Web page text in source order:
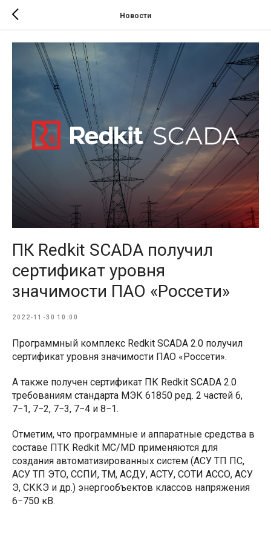
Новости
ПК Redkit SCADA получил
сертификат уровня
значимости ПАО «Россети»
2022-11-30 10:00
Программный комплекс Redkit SCADA 2.0 получил
сертификат уровня значимости ПАО «Россети».
А также получен сертификат ПК Redkit SCADA 2.0
требованиям стандарта МЭК 61850 ред. 2 частей 6,
7−1, 7−2, 7−3, 7−4 и 8−1.
Отметим, что программные и аппаратные средства в
составе ПТК Redkit MC/MD применяются для
создания автоматизированных систем (АСУ ТП ПС,
АСУ ТП ЭТО, ССПИ, ТМ, АСДУ, АСТУ, СОТИ АССО, АСУ
Э, СККЭ и др.) энергообъектов классов напряжения
6−750 кВ.